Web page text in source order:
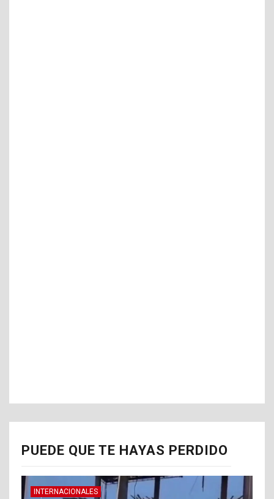
PUEDE QUE TE HAYAS PERDIDO
INTERNACIONALES